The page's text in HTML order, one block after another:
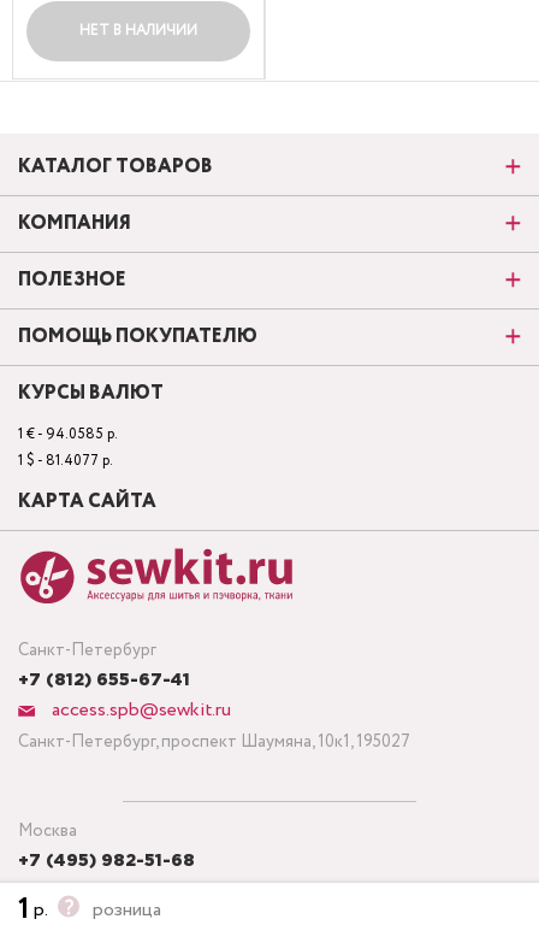
1 р. розница
НЕТ В НАЛИЧИИ
Санкт-Петербург
+7 (812) 655-67-41
access.spb@sewkit.ru
Санкт-Петербург, проспект Шаумяна, 10к1, 195027
Москва
+7 (495) 982-51-68
access.msk@sewkit.ru
КАТАЛОГ ТОВАРОВ
КОМПАНИЯ
ПОЛЕЗНОЕ
ПОМОЩЬ ПОКУПАТЕЛЮ
КУРСЫ ВАЛЮТ
1 € - 94.0585 р.
1 $ - 81.4077 р.
КАРТА САЙТА